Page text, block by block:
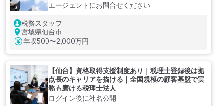
エージェントにお問合せください
税務スタッフ
宮城県仙台市
年収500〜2,000万円
【仙台】資格取得支援制度あり｜税理士登録後は拠
点長のキャリアを描ける｜全国規模の顧客基盤で実
務も磨ける税理士法人
ログイン後に社名公開